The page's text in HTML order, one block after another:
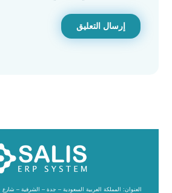
العنوان: المملكة العربية السعودية – جدة – الشرفية –